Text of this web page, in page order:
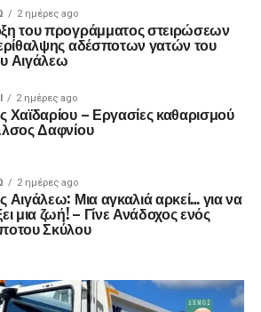
2 ημέρες ago
του προγράμματος στειρώσεων
αδέσποτων γατών του
Αιγάλεω
2 ημέρες ago
Χαϊδαρίου – Εργασίες καθαρισμού
Δαφνίου
2 ημέρες ago
Αιγάλεω: Μια αγκαλιά αρκεί… για να
μια ζωή! – Γίνε Ανάδοχος ενός
Σκύλου